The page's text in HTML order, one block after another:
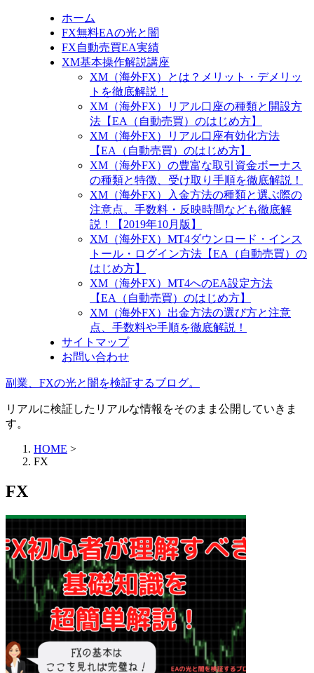
ホーム
FX無料EAの光と闇
FX自動売買EA実績
XM基本操作解説講座
XM（海外FX）とは？メリット・デメリッ
トを徹底解説！
XM（海外FX）リアル口座の種類と開設方
法【EA（自動売買）のはじめ方】
XM（海外FX）リアル口座有効化方法
【EA（自動売買）のはじめ方】
XM（海外FX）の豊富な取引資金ボーナス
の種類と特徴、受け取り手順を徹底解説！
XM（海外FX）入金方法の種類と選ぶ際の
注意点。手数料・反映時間なども徹底解
説！【2019年10月版】
XM（海外FX）MT4ダウンロード・インス
トール・ログイン方法【EA（自動売買）の
はじめ方】
XM（海外FX）MT4へのEA設定方法
【EA（自動売買）のはじめ方】
XM（海外FX）出金方法の選び方と注意
点、手数料や手順を徹底解説！
サイトマップ
お問い合わせ
副業、FXの光と闇を検証するブログ。
リアルに検証したリアルな情報をそのまま公開していきま
す。
HOME >
FX
FX